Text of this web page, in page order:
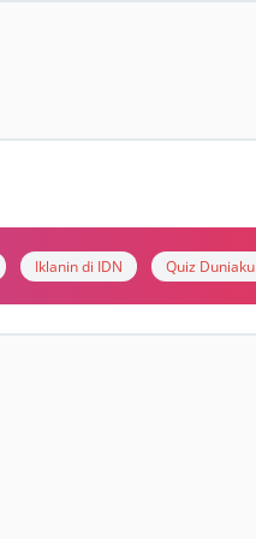
Iklanin di IDN Quiz Duniaku